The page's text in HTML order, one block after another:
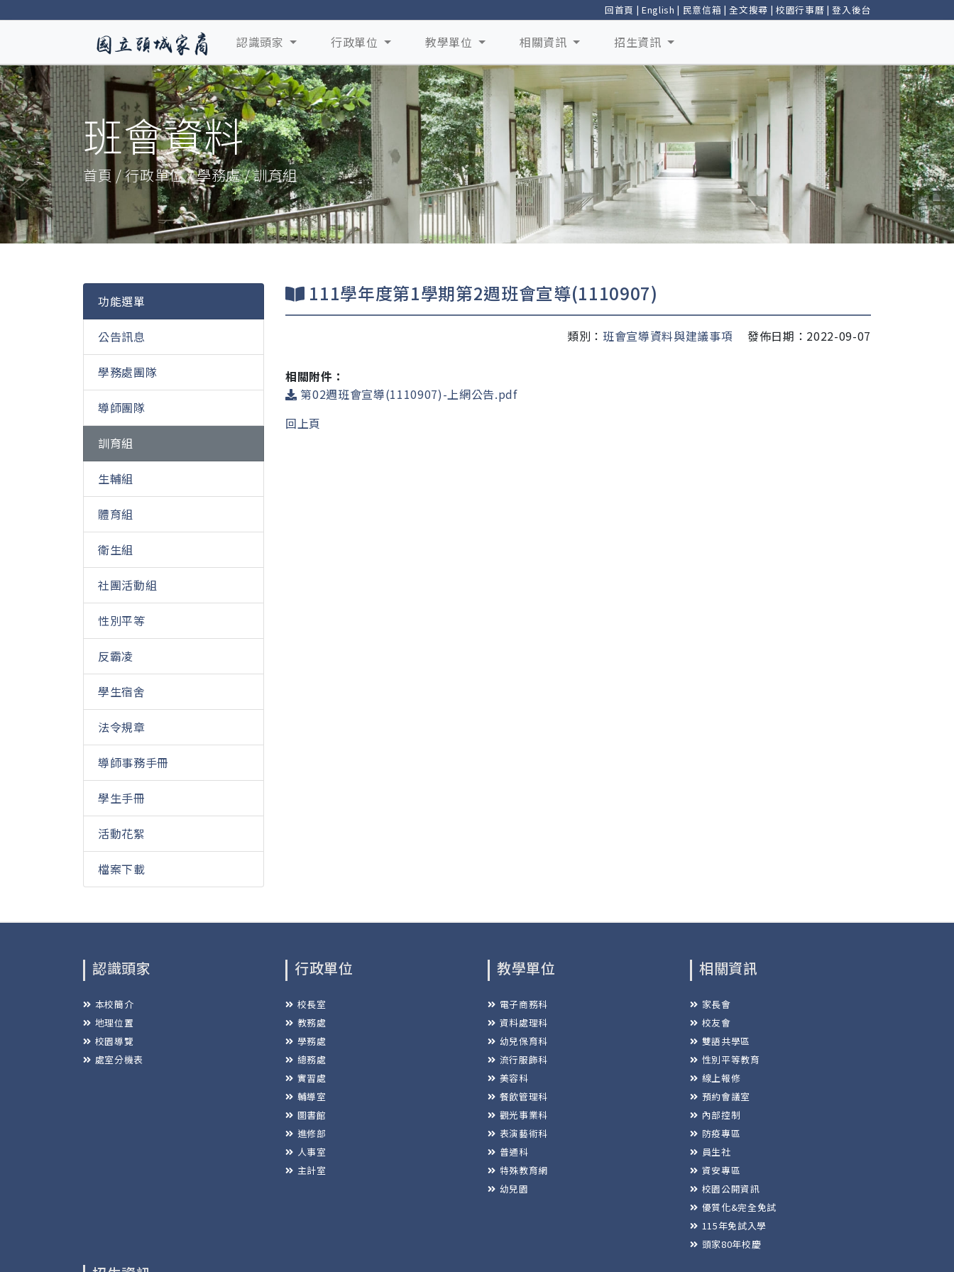
回首頁 | English | 民意信箱 |全文搜尋 | 校園行事曆 |登入後台
認識頭家 行政單位 教學單位 相關資訊 招生資訊
班會資料
首頁 / 行政單位 / 學務處 / 訓育組
功能選單
公告訊息
學務處團隊
導師團隊
訓育組
生輔組
體育組
衛生組
社團活動組
性別平等
反霸凌
學生宿舍
法令規章
導師事務手冊
學生手冊
活動花絮
檔案下載
111學年度第1學期第2週班會宣導(1110907)
類別： 班會宣導資料與建議事項 發佈日期：2022-09-07
相關附件：
第02週班會宣導(1110907)-上網公告.pdf
回上頁
認識頭家
本校簡介
地理位置
校園導覽
處室分機表
行政單位
校長室
教務處
學務處
總務處
實習處
輔導室
圖書館
進修部
人事室
主計室
教學單位
電子商務科
資料處理科
幼兒保育科
流行服飾科
美容科
餐飲管理科
觀光事業科
表演藝術科
普通科
特殊教育網
幼兒園
相關資訊
家長會
校友會
雙語共學區
性別平等教育
線上報修
預約會議室
內部控制
防疫專區
員生社
資安專區
校園公開資訊
優質化&完全免試
115年免試入學
頭家80年校慶